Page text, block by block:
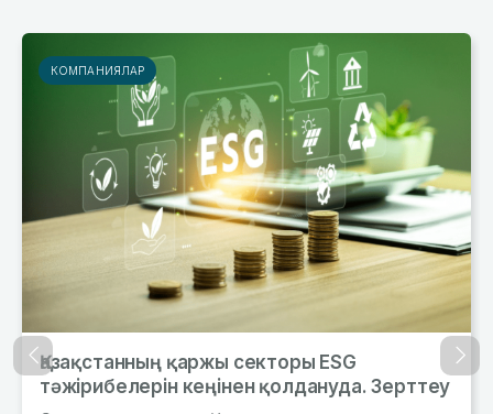
КОМПАНИЯЛАР
Қазақстанның қаржы секторы ESG
тәжірибелерін кеңінен қолдануда. Зерттеу
Назад